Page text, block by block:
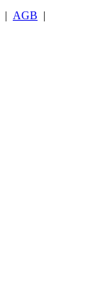
| AGB |